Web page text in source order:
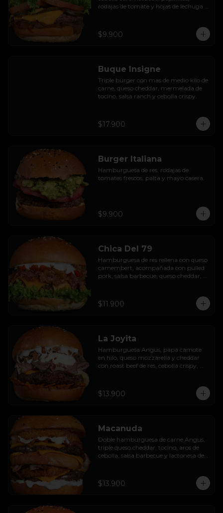
rodajas de tomate y hojas de lechuga
$9.900
Buque Insigne
Triple burger con mas de medio kilo de
carne, queso cheddar, mermelada de
tocino, salsa ranch y cebolla crispy.
$17.900
Burger Italiana
Hamburguesa de res, rodajas de
tomates frescos, palta y mayo casera.
$9.900
Chica Del 79
Hamburguesa de res rellena con queso
camembert, acompañada con pulled
pork, salsa barbecue, queso cheddar,
$11.900
La Joyita
Hamburguesa Angus, papa camote
en hilo, queso mozzarella y cheddar
con roast beef de res, cebolla crispy,
$13.900
Macanuda
Doble hamburguesa de carne Angus,
triple queso cheddar, tocino, aros de
cebolla, salsa barbecue y lactonesa de
$13.900